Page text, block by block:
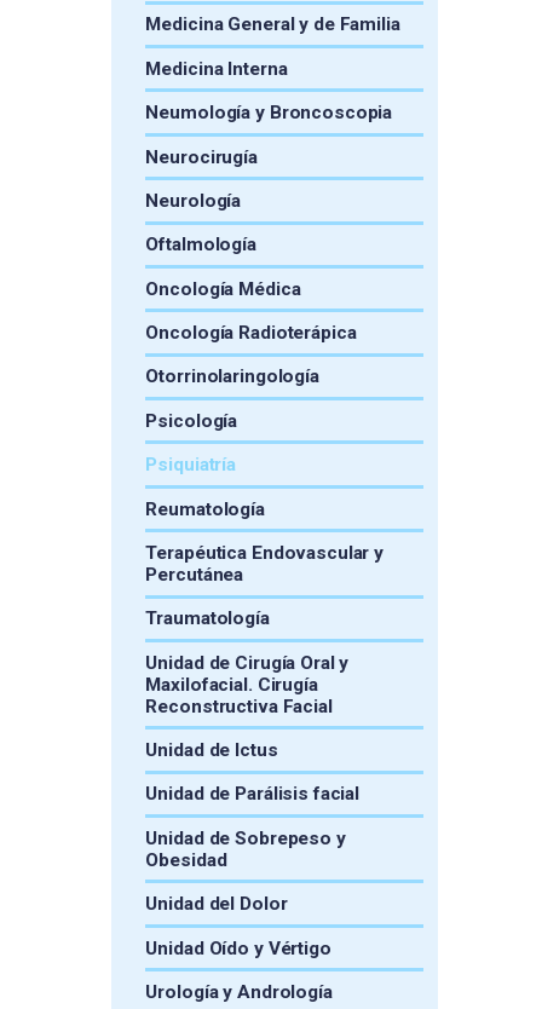
Medicina General y de Familia
Medicina Interna
Neumología y Broncoscopia
Neurocirugía
Neurología
Oftalmología
Oncología Médica
Oncología Radioterápica
Otorrinolaringología
Psicología
Psiquiatría
Reumatología
Terapéutica Endovascular y
Percutánea
Traumatología
Unidad de Cirugía Oral y
Maxilofacial. Cirugía
Reconstructiva Facial
Unidad de Ictus
Unidad de Parálisis facial
Unidad de Sobrepeso y
Obesidad
Unidad del Dolor
Unidad Oído y Vértigo
Urología y Andrología